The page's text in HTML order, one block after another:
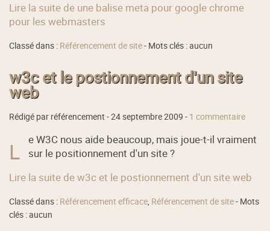
Lire la suite de une balise meta pour google chrome
pour les webmasters
Classé dans : Référencement de site- Mots clés : aucun
w3c et le postionnement d'un site
web
Rédigé par référencement -24 septembre 2009 - 1 commentaire
L
e W3C nous aide beaucoup, mais joue-t-il vraiment
sur le positionnement d'un site ?
Lire la suite de w3c et le postionnement d'un site web
Classé dans : Référencement efficace, Référencement de site- Mots
clés : aucun